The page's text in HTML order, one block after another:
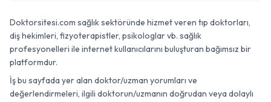
Doktorsitesi.com sağlık sektöründe hizmet veren tıp doktorları,
diş hekimleri, fizyoterapistler, psikologlar vb. sağlık
profesyonelleri ile internet kullanıcılarını buluşturan bağımsız bir
platformdur.
İş bu sayfada yer alan doktor/uzman yorumları ve
değerlendirmeleri, ilgili doktorun/uzmanın doğrudan veya dolaylı